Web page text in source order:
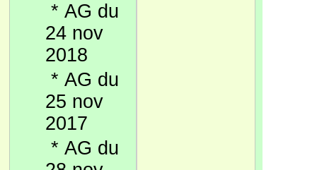
* AG du
24 nov
2018
* AG du
25 nov
2017
* AG du